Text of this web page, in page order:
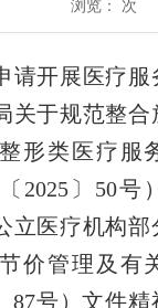
浏览： 次
请开展医疗服
关于规范整
形类医疗服
2025〕50号
立医疗机构部
价管理及有
87号）文件